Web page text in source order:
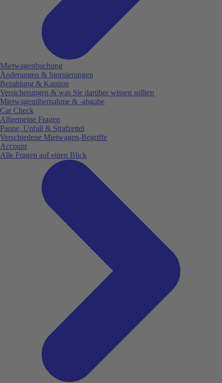
Mietwagenbuchung
Änderungen & Stornierungen
Bezahlung & Kaution
Versicherungen & was Sie darüber wissen sollten
Mietwagenübernahme & -abgabe
Car Check
Allgemeine Fragen
Panne, Unfall & Strafzettel
Verschiedene Mietwagen-Begriffe
Account
Alle Fragen auf einen Blick